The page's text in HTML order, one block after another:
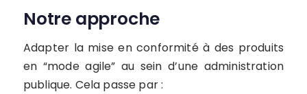
Notre approche
Adapter la mise en conformité à des produits
en “mode agile” au sein d’une administration
publique. Cela passe par :